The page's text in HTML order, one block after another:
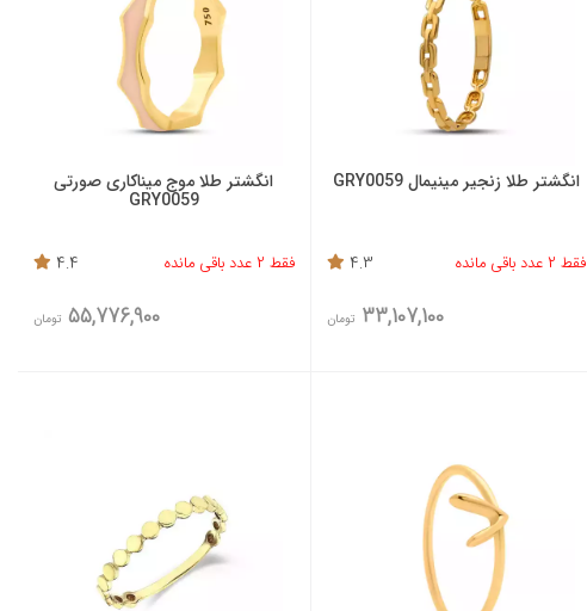
انگشتر طلا زنجیر مینیمال GRY0059
فقط 2 عدد باقی مانده 4.3
33,107,100 تومان
انگشتر طلا موج میناکاری صورتی
GRY0059
فقط 2 عدد باقی مانده 4.4
55,776,900 تومان